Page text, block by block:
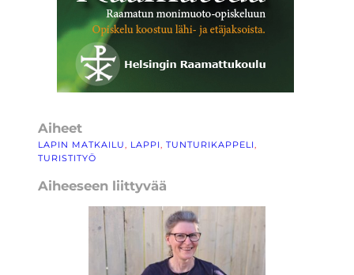
Aiheet
LAPIN MATKAILU, LAPPI, TUNTURIKAPPELI
TURISTITYÖ
Aiheeseen liittyvää